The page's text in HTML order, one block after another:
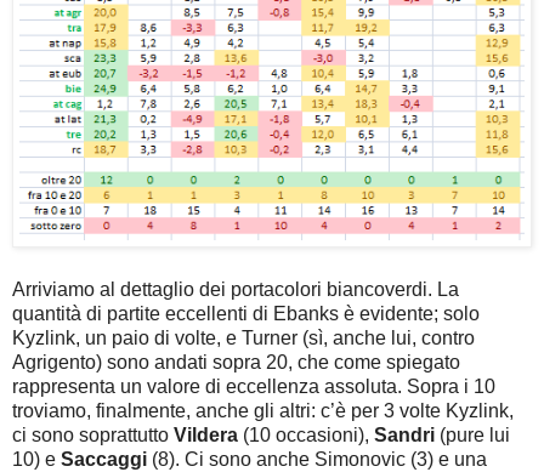
Arriviamo al dettaglio dei portacolori biancoverdi. La
quantità di partite eccellenti di Ebanks è evidente; solo
Kyzlink, un paio di volte, e Turner (sì, anche lui, contro
Agrigento) sono andati sopra 20, che come spiegato
rappresenta un valore di eccellenza assoluta. Sopra i 10
troviamo, finalmente, anche gli altri: c’è per 3 volte Kyzlink,
ci sono soprattutto Vildera (10 occasioni), Sandri (pure lui
10) e Saccaggi (8). Ci sono anche Simonovic (3) e una